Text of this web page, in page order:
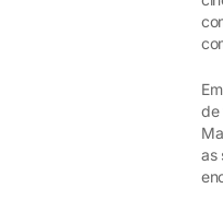
de
as